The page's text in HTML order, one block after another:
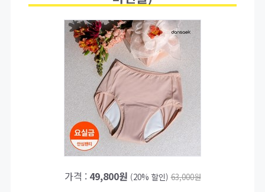
가격 : 49,800원 (20% 할인) 63,000원